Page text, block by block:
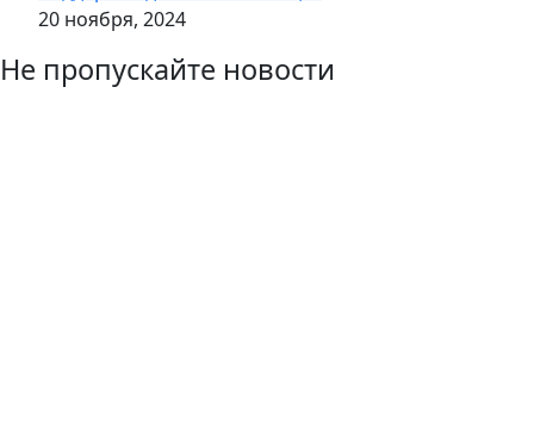
20 ноября, 2024
Не пропускайте новости